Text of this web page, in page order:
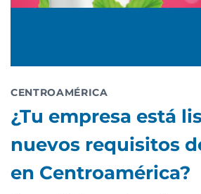
CENTROAMÉRICA
¿Tu empresa está
nuevos requisitos
en Centroamérica?